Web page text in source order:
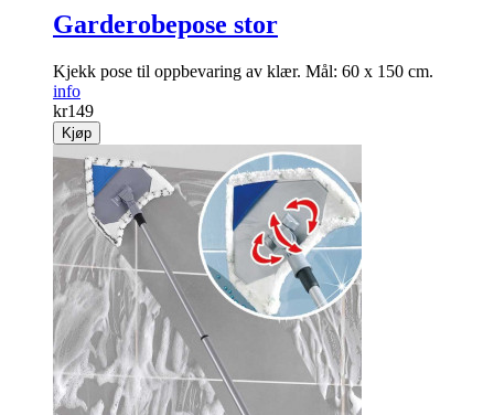
Garderobepose stor
Kjekk pose til opp­bevaring av klær. Mål: 60 x 150 cm.
info
kr149
Kjøp